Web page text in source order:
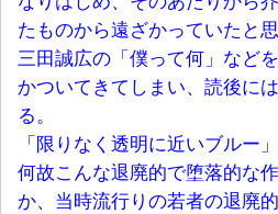
たものから遠ざかっていたと思
三田誠広の「僕って何」など
かついてきてしまい、読後に
る。
「限りなく透明に近いブルー
何故こんな退廃的で堕落的な
か、当時流行りの若者の退廃